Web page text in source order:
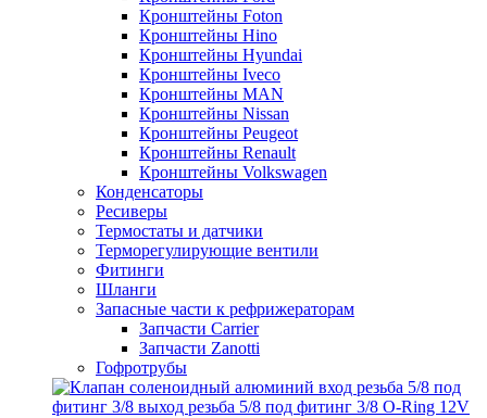
Кронштейны Foton
Кронштейны Hino
Кронштейны Hyundai
Кронштейны Iveco
Кронштейны MAN
Кронштейны Nissan
Кронштейны Peugeot
Кронштейны Renault
Кронштейны Volkswagen
Конденсаторы
Ресиверы
Термостаты и датчики
Терморегулирующие вентили
Фитинги
Шланги
Запасные части к рефрижераторам
Запчасти Carrier
Запчасти Zanotti
Гофротрубы